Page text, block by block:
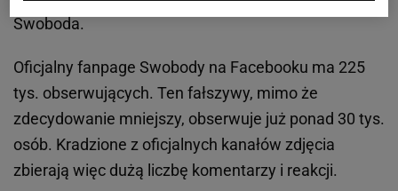
Swoboda.
Oficjalny fanpage Swobody na Facebooku ma 225
tys. obserwujących. Ten fałszywy, mimo że
zdecydowanie mniejszy, obserwuje już ponad 30 tys.
osób. Kradzione z oficjalnych kanałów zdjęcia
zbierają więc dużą liczbę komentarzy i reakcji.